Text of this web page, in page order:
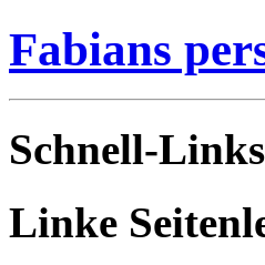
Fabians
Schnell-
Linke